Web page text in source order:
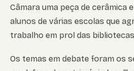
Câmara uma peça de cerâmica
alunos de várias escolas que
trabalho em prol das
Os temas em debate foram os